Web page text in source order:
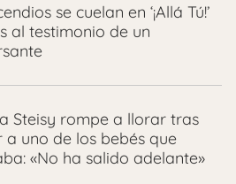
se cuelan en ‘¡Allá Tú!’
al testimonio de un
Steisy rompe a llorar tras
a uno de los bebés que
«No ha salido adelante»